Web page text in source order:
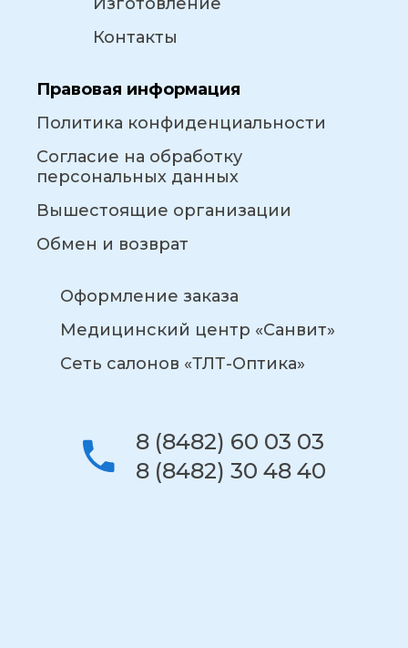
Контакты
Правовая информация
Политика конфиденциальности
Согласие на обработку
персональных данных
Вышестоящие организации
Обмен и возврат
Оформление заказа
Медицинский центр «Санвит»
Сеть салонов «ТЛТ-Оптика»
8 (8482) 60 03 03
8 (8482) 30 48 40